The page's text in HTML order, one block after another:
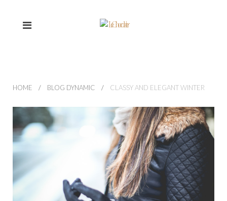
HOME BLOG DYNAMIC CLASSY AND ELEGANT WINTER